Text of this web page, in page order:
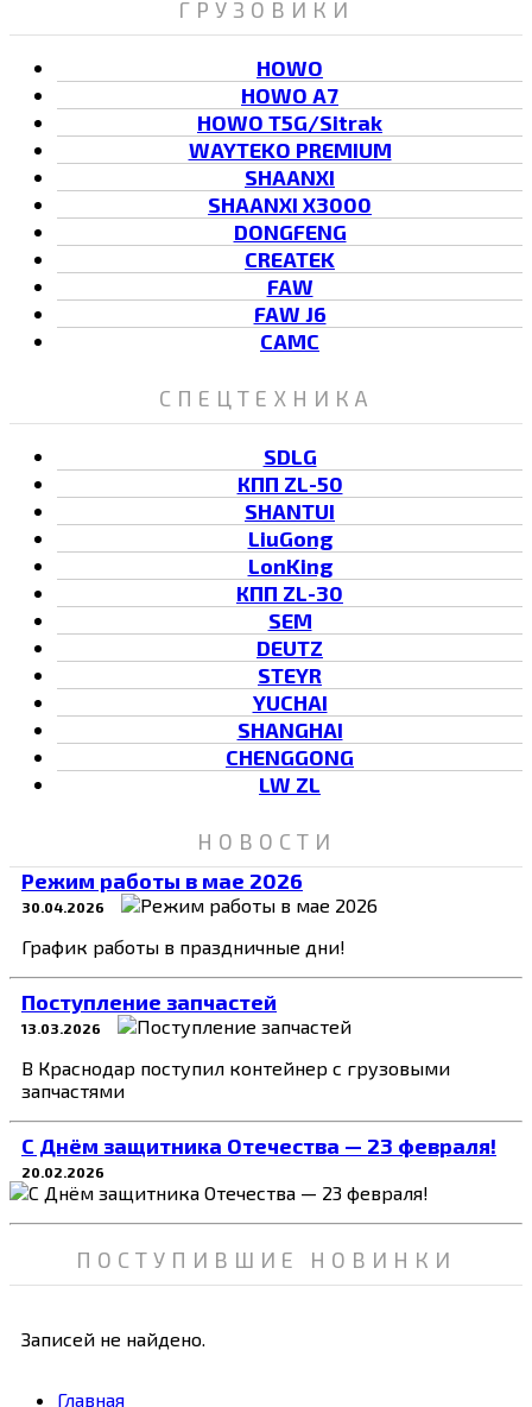
ГРУЗОВИКИ
HOWO
HOWO A7
HOWO T5G/Sitrak
WAYTEKO PREMIUM
SHAANXI
SHAANXI X3000
DONGFENG
CREATEK
FAW
FAW J6
CAMC
СПЕЦТЕХНИКА
SDLG
КПП ZL-50
SHANTUI
LiuGong
LonKing
КПП ZL-30
SEM
DEUTZ
STEYR
YUCHAI
SHANGHAI
CHENGGONG
LW ZL
НОВОСТИ
Режим работы в мае 2026
30.04.2026
График работы в праздничные дни!
Поступление запчастей
13.03.2026
В Краснодар поступил контейнер с грузовыми
запчастями
C Днём защитника Отечества — 23 февраля!
20.02.2026
ПОСТУПИВШИЕ НОВИНКИ
Записей не найдено.
Главная